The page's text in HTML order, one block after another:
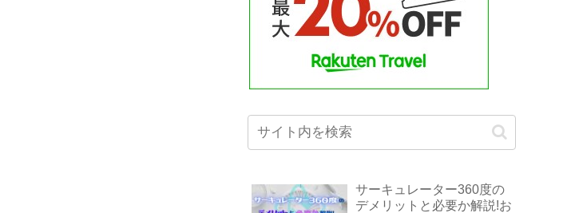
サーキュレーター360度の
デメリットと必要か解説!お